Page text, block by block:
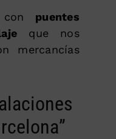
puentes
que nos
mercancías